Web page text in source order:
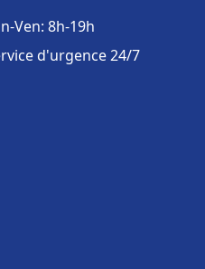
Ven: 8h-19h
d'urgence 24/7